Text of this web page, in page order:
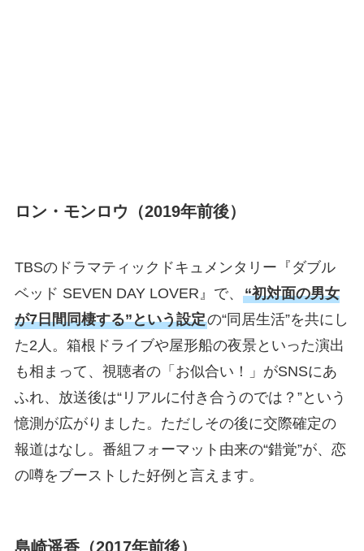
ロン・モンロウ（2019年前後）
TBSのドラマティックドキュメンタリー『ダブル
ベッド SEVEN DAY LOVER』で、 “初対面の男女
が7日間同棲する”という設定の“同居生活”を共にし
た2人。箱根ドライブや屋形船の夜景といった演出
も相まって、視聴者の「お似合い！」がSNSにあ
ふれ、放送後は“リアルに付き合うのでは？”という
憶測が広がりました。ただしその後に交際確定の
報道はなし。番組フォーマット由来の“錯覚”が、恋
の噂をブーストした好例と言えます。
島崎遥香（2017年前後）